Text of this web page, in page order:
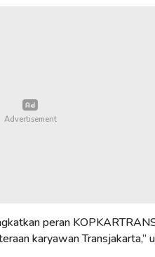
peran
karyawan Transjakarta,”